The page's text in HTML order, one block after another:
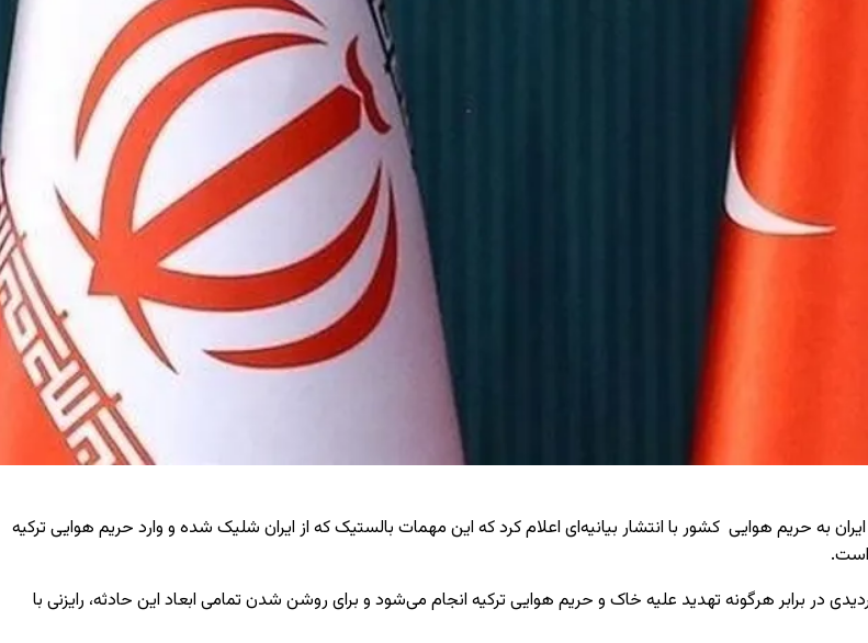
پرتاب‌شده از ایران به حریم هوایی کشور با انتشار بیانیه‌ای اعلام کرد که این مهمات بالستیک که از ایران شلیک شده و وارد حریم هوایی ترکیه
است.
در برابر هرگونه تهدید علیه خاک و حریم هوایی ترکیه انجام می‌شود و برای روشن شدن تمامی ابعاد این حادثه، رایزنی با